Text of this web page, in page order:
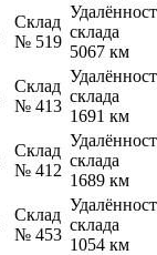
Склад
№ 519
склада
5067 км
Склад
№ 413
склада
1691 км
Склад
№ 412
склада
1689 км
Склад
№ 453
склада
1054 км